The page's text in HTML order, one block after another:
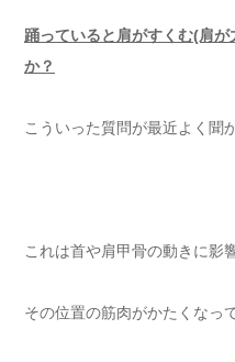
踊っていると肩がすくむ(肩
か？
こういった質問が最近よく聞
これは首や肩甲骨の動きに影
その位置の筋肉がかたくなっ